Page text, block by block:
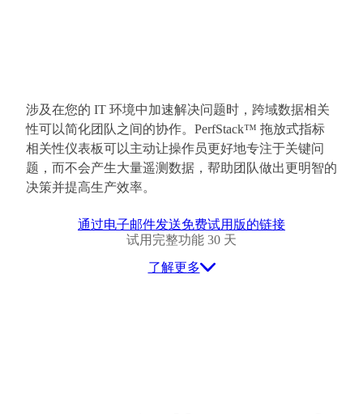
涉及在您的 IT 环境中加速解决问题时，跨域数据相关
性可以简化团队之间的协作。PerfStack™ 拖放式指标
相关性仪表板可以主动让操作员更好地专注于关键问
题，而不会产生大量遥测数据，帮助团队做出更明智的
决策并提高生产效率。
通过电子邮件发送免费试用版的链接
试用完整功能 30 天
了解更多